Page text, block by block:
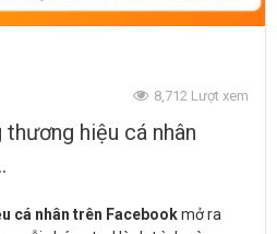
Chiến lược hiệu quả cho doanh
8,712 Lượt xem
hiệu cá nhân
cá nhân trên Facebookmở ra